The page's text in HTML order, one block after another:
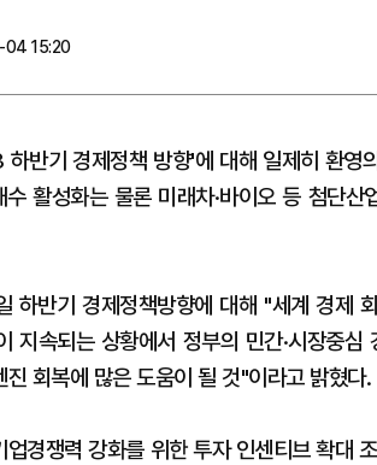
04 15:20
반기 경제정책 방향'에 대해 일제히 환영
활성화는 물론 미래차·바이오 등 첨단
하반기 경제정책방향에 대해 "세계 경제
지속되는 상황에서 정부의 민간·시장중
회복에 많은 도움이 될 것"이라고 밝혔다.
경쟁력 강화를 위한 투자 인센티브 확대